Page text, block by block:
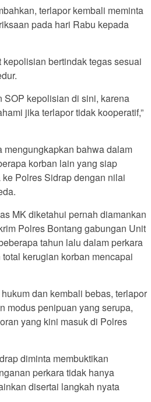
terlapor kembali meminta
pada hari Rabu kepada
bertindak tegas sesuai
SOP kepolisian di sini, karena
jika terlapor tidak kooperatif,”
mengungkapkan bahwa dalam
korban lain yang siap
Polres Sidrap dengan nilai
MK diketahui pernah diamankan
Polres Bontang gabungan Unit
tahun lalu dalam perkara
kerugian korban mencapai
dan kembali bebas, terlapor
modus penipuan yang serupa,
yang kini masuk di Polres
diminta membuktikan
perkara tidak hanya
disertai langkah nyata